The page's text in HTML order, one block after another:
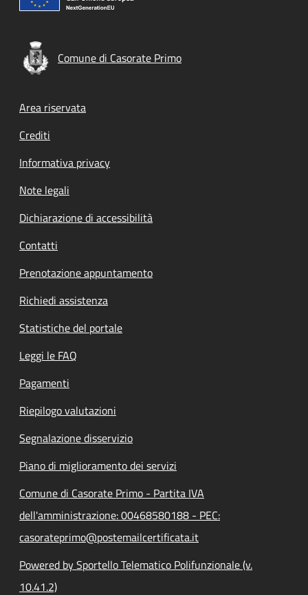
Comune di Casorate Primo
Footer menu
Area riservata
Crediti
Informativa privacy
Note legali
Dichiarazione di accessibilità
Contatti
Prenotazione appuntamento
Richiedi assistenza
Statistiche del portale
Leggi le FAQ
Pagamenti
Riepilogo valutazioni
Segnalazione disservizio
Piano di miglioramento dei servizi
Comune di Casorate Primo - Partita IVA
dell'amministrazione: 00468580188 - PEC:
casorateprimo@postemailcertificata.it
Powered by Sportello Telematico Polifunzionale (v.
10.41.2)